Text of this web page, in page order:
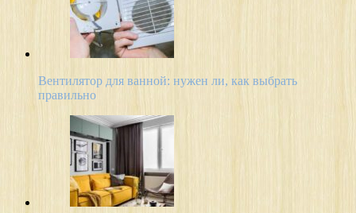
Вентилятор для ванной: нужен ли, как выбрать
правильно